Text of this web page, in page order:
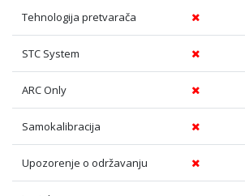
Tehnologija pretvarača
STC System
ARC Only
Samokalibracija
Upozorenje o održavanju